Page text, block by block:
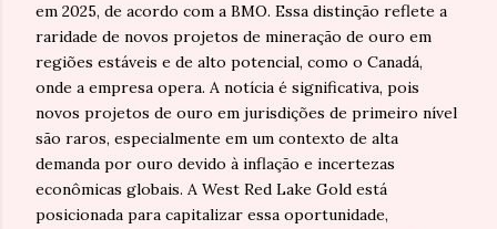
em 2025, de acordo com a BMO. Essa distinção reflete a
raridade de novos projetos de mineração de ouro em
regiões estáveis e de alto potencial, como o Canadá,
onde a empresa opera. A notícia é significativa, pois
novos projetos de ouro em jurisdições de primeiro nível
são raros, especialmente em um contexto de alta
demanda por ouro devido à inflação e incertezas
econômicas globais. A West Red Lake Gold está
posicionada para capitalizar essa oportunidade,